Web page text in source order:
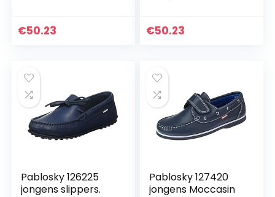
€50.23 €50.23
Pablosky 126225
jongens slippers.
Pablosky 127420
jongens Moccasin